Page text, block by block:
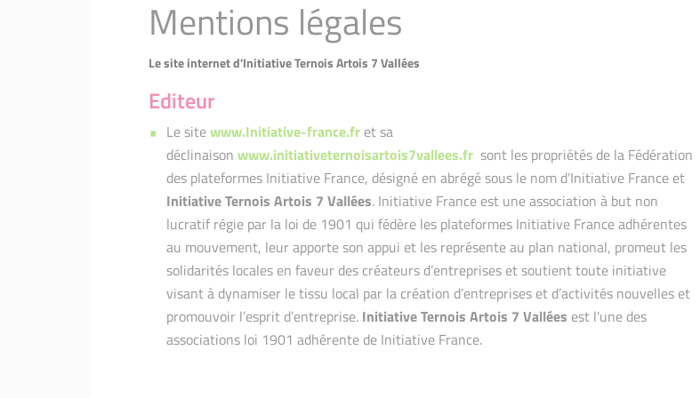
Mentions légales
Le site internet d'Initiative Ternois Artois 7 Vallées
Editeur
Le sitewww.Initiative-france.fr et sa
déclinaison www.initiativeternoisartois7vallees.fr sont les propriétés de la Fédération
des plateformes Initiative France, désigné en abrégé sous le nom d'Initiative France et
Initiative Ternois Artois 7 Vallées. Initiative France est une association à but non
lucratif régie par la loi de 1901 qui fédère les plateformes Initiative France adhérentes
au mouvement, leur apporte son appui et les représente au plan national, promeut les
solidarités locales en faveur des créateurs d’entreprises et soutient toute initiative
visant à dynamiser le tissu local par la création d’entreprises et d’activités nouvelles et
promouvoir l’esprit d’entreprise. Initiative Ternois Artois 7 Vallées est l'une des
associations loi 1901 adhérente de Initiative France.